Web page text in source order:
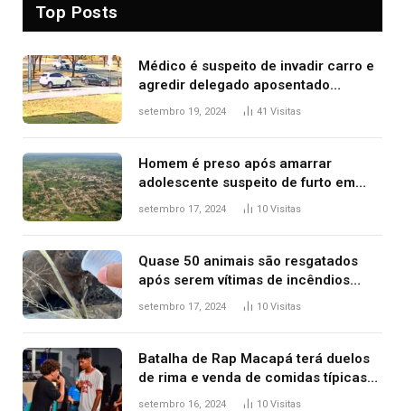
Top Posts
Médico é suspeito de invadir carro e
agredir delegado aposentado
durante confusão no trânsito
setembro 19, 2024 41 Visitas
Homem é preso após amarrar
adolescente suspeito de furto em
estaca de cerca e agredi-lo
setembro 17, 2024 10 Visitas
Quase 50 animais são resgatados
após serem vítimas de incêndios
florestais no Tocantins
setembro 17, 2024 10 Visitas
Batalha de Rap Macapá terá duelos
de rima e venda de comidas típicas
no Mercado Central
setembro 16, 2024 10 Visitas